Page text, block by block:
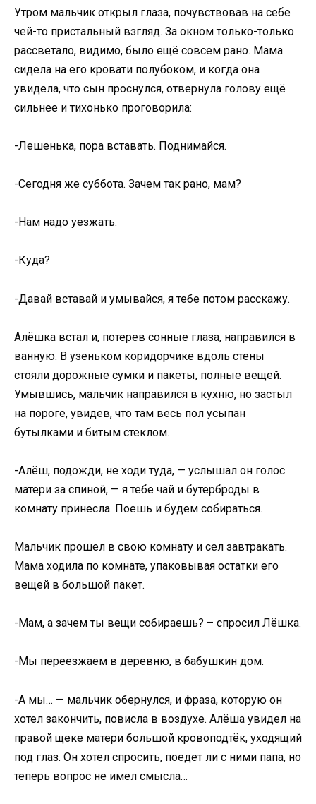
Утром мальчик открыл глаза, почувствовав на себе
чей-то пристальный взгляд. За окном только-только
рассветало, видимо, было ещё совсем рано. Мама
сидела на его кровати полубоком, и когда она
увидела, что сын проснулся, отвернула голову ещё
сильнее и тихонько проговорила:
-Лешенька, пора вставать. Поднимайся.
-Сегодня же суббота. Зачем так рано, мам?
-Нам надо уезжать.
-Куда?
-Давай вставай и умывайся, я тебе потом расскажу.
Алёшка встал и, потерев сонные глаза, направился в
ванную. В узеньком коридорчике вдоль стены
стояли дорожные сумки и пакеты, полные вещей.
Умывшись, мальчик направился в кухню, но застыл
на пороге, увидев, что там весь пол усыпан
бутылками и битым стеклом.
-Алёш, подожди, не ходи туда, — услышал он голос
матери за спиной, — я тебе чай и бутерброды в
комнату принесла. Поешь и будем собираться.
Мальчик прошел в свою комнату и сел завтракать.
Мама ходила по комнате, упаковывая остатки его
вещей в большой пакет.
-Мам, а зачем ты вещи собираешь? – спросил Лёшка.
-Мы переезжаем в деревню, в бабушкин дом.
-А мы… — мальчик обернулся, и фраза, которую он
хотел закончить, повисла в воздухе. Алёша увидел на
правой щеке матери большой кровоподтёк, уходящий
под глаз. Он хотел спросить, поедет ли с ними папа, но
теперь вопрос не имел смысла…